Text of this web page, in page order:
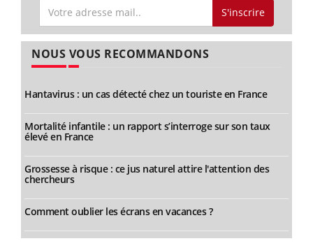
S'inscrire
NOUS VOUS RECOMMANDONS
Hantavirus : un cas détecté chez un touriste en France
Mortalité infantile : un rapport s’interroge sur son taux
élevé en France
Grossesse à risque : ce jus naturel attire l'attention des
chercheurs
Comment oublier les écrans en vacances ?